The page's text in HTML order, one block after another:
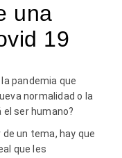
una
19
pandemia que
normalidad o la
el ser humano?
un tema, hay que
que les